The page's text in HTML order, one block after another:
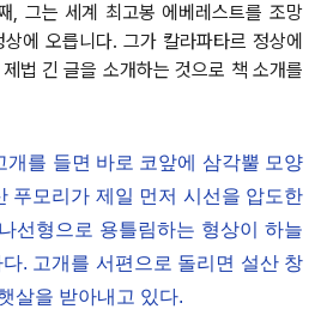
, 그는 세계 최고봉 에베레스트를 조망
에 오릅니다. 그가 칼라파타르 정상에
법 긴 글을 소개하는 것으로 책 소개를
개를 들면 바로 코앞에 삼각뿔 모양
푸모리가 제일 먼저 시선을 압도한
선형으로 용틀림하는 형상이 하늘
. 고개를 서편으로 돌리면 설산 창
살을 받아내고 있다.